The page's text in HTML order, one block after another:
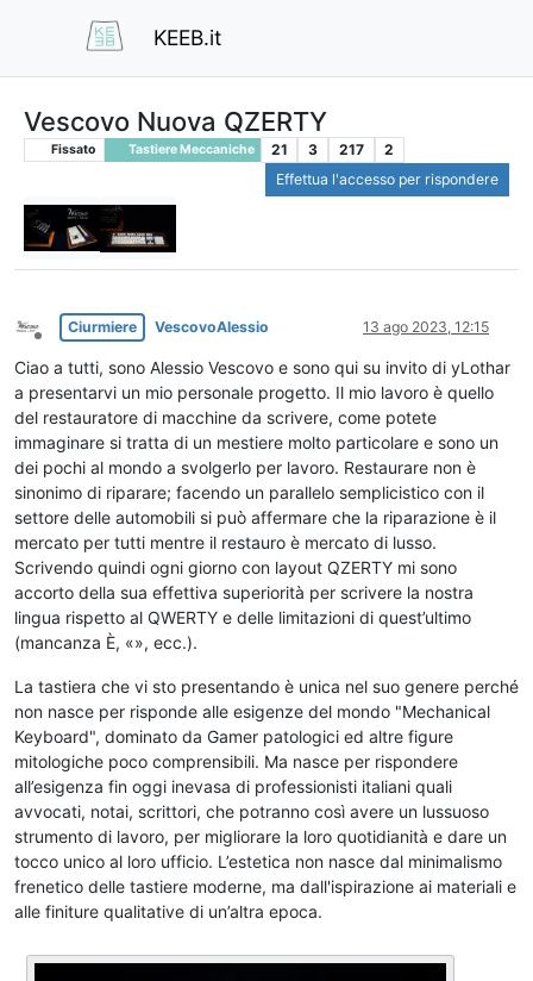
KEEB.it
Vescovo Nuova QZERTY
Fissato Tastiere Meccaniche 21 3 217
2
Effettua l'accesso per rispondere
Non in linea
Ciurmiere VescovoAlessio 13 ago 2023, 12:15
Ciao a tutti, sono Alessio Vescovo e sono qui su invito di yLothar
a presentarvi un mio personale progetto. Il mio lavoro è quello
del restauratore di macchine da scrivere, come potete
immaginare si tratta di un mestiere molto particolare e sono un
dei pochi al mondo a svolgerlo per lavoro. Restaurare non è
sinonimo di riparare; facendo un parallelo semplicistico con il
settore delle automobili si può affermare che la riparazione è il
mercato per tutti mentre il restauro è mercato di lusso.
Scrivendo quindi ogni giorno con layout QZERTY mi sono
accorto della sua effettiva superiorità per scrivere la nostra
lingua rispetto al QWERTY e delle limitazioni di quest’ultimo
(mancanza È, «», ecc.).
La tastiera che vi sto presentando è unica nel suo genere perché
non nasce per risponde alle esigenze del mondo "Mechanical
Keyboard", dominato da Gamer patologici ed altre figure
mitologiche poco comprensibili. Ma nasce per rispondere
all’esigenza fin oggi inevasa di professionisti italiani quali
avvocati, notai, scrittori, che potranno così avere un lussuoso
strumento di lavoro, per migliorare la loro quotidianità e dare un
tocco unico al loro ufficio. L’estetica non nasce dal minimalismo
frenetico delle tastiere moderne, ma dall'ispirazione ai materiali e
alle finiture qualitative di un’altra epoca.